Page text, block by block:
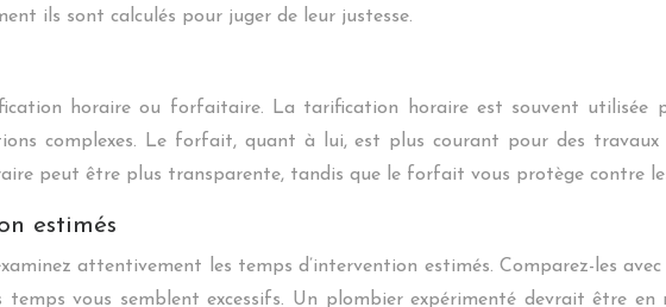
ils sont calculés pour juger de leur justesse.
horaire ou forfaitaire. La tarification horaire est souvent utilisée
complexes. Le forfait, quant à lui, est plus courant pour des
peut être plus transparente, tandis que le forfait vous protège contre
estimés
attentivement les temps d’intervention estimés. Comparez-les
vous semblent excessifs. Un plombier expérimenté devrait être en